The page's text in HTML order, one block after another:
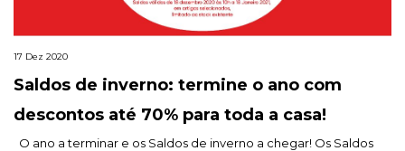
17 Dez 2020
Saldos de inverno: termine o ano com
descontos até 70% para toda a casa!
O ano a terminar e os Saldos de inverno a chegar! Os Saldos